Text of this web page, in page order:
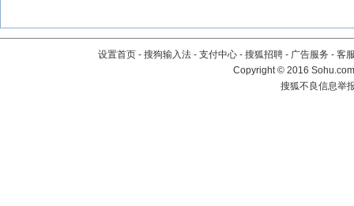
设置首页 - 搜狗输入法 - 支付中心 - 搜狐招聘 - 广告服务 - 客
Copyright©2016
搜狐不良信息举